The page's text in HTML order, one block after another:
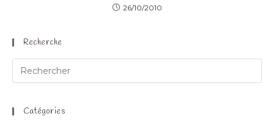
26/10/2010
Recherche
Catégories